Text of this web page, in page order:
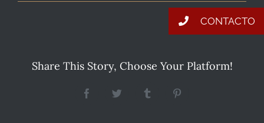
Share This Story, Choose Your Platform!
FacebookTwitter TumblrPinterest
CONTACTO